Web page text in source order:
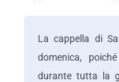
La cappella di
domenica,
durante tutta la